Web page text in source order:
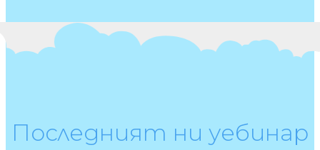
Последният ни уебинар